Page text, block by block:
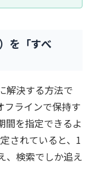
を「すべ
解決する方法で
ラインで保持す
間を指定できるよ
されていると、1
、検索でしか追え